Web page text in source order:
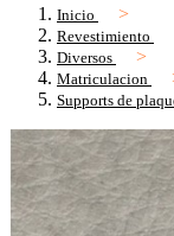
Inicio
Revestimiento
Diversos
Matriculacion
Supports de